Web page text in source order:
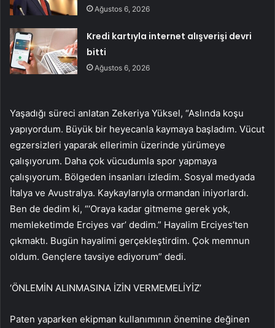
Ağustos 6, 2026
Kredi kartıyla internet alışverişi devri
bitti
Ağustos 6, 2026
Yaşadığı süreci anlatan Zekeriya Yüksel, “Aslında koşu
yapıyordum. Büyük bir heyecanla kaymaya başladım. Vücut
egzersizleri yaparak ellerimin üzerinde yürümeye
çalışıyorum. Daha çok vücudumla spor yapmaya
çalışıyorum. Bölgeden insanları izledim. Sosyal medyada
İtalya ve Avustralya. Kaykaylarıyla ormandan iniyorlardı.
Ben de dedim ki, “‘Oraya kadar gitmeme gerek yok,
memleketimde Erciyes var’ dedim.” Hayalim Erciyes’ten
çıkmaktı. Bugün hayalimi gerçekleştirdim. Çok memnun
oldum. Gençlere tavsiye ediyorum” dedi.
‘ÖNLEMİN ALINMASINA İZİN VERMEMELİYİZ’
Paten yaparken ekipman kullanımının önemine değinen